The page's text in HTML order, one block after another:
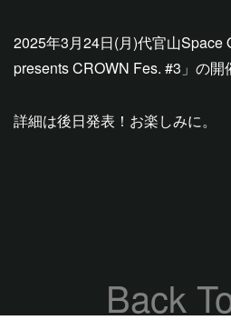
2025年3月24日(月)代官山Space
presents CROWN Fes. #3」の開
詳細は後日発表！お楽しみに。
Back